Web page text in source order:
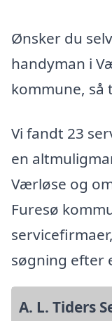
Ønsker du
handyman i
kommune, så
Vi fandt 23
en
Værløse og
Furesø
søgning efter
A. L. Tiders